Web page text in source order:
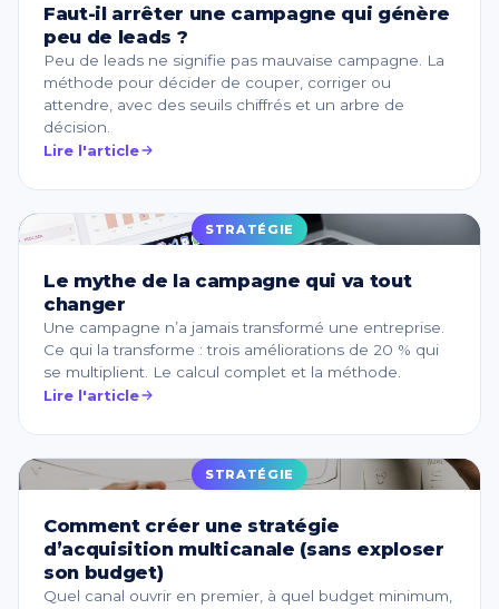
Faut-il arrêter une campagne qui génère
peu de leads ?
Peu de leads ne signifie pas mauvaise campagne. La
méthode pour décider de couper, corriger ou
attendre, avec des seuils chiffrés et un arbre de
décision.
Lire l'article
STRATÉGIE
Le mythe de la campagne qui va tout
changer
Une campagne n’a jamais transformé une entreprise.
Ce qui la transforme : trois améliorations de 20 % qui
se multiplient. Le calcul complet et la méthode.
Lire l'article
STRATÉGIE
Comment créer une stratégie
d’acquisition multicanale (sans exploser
son budget)
Quel canal ouvrir en premier, à quel budget minimum,